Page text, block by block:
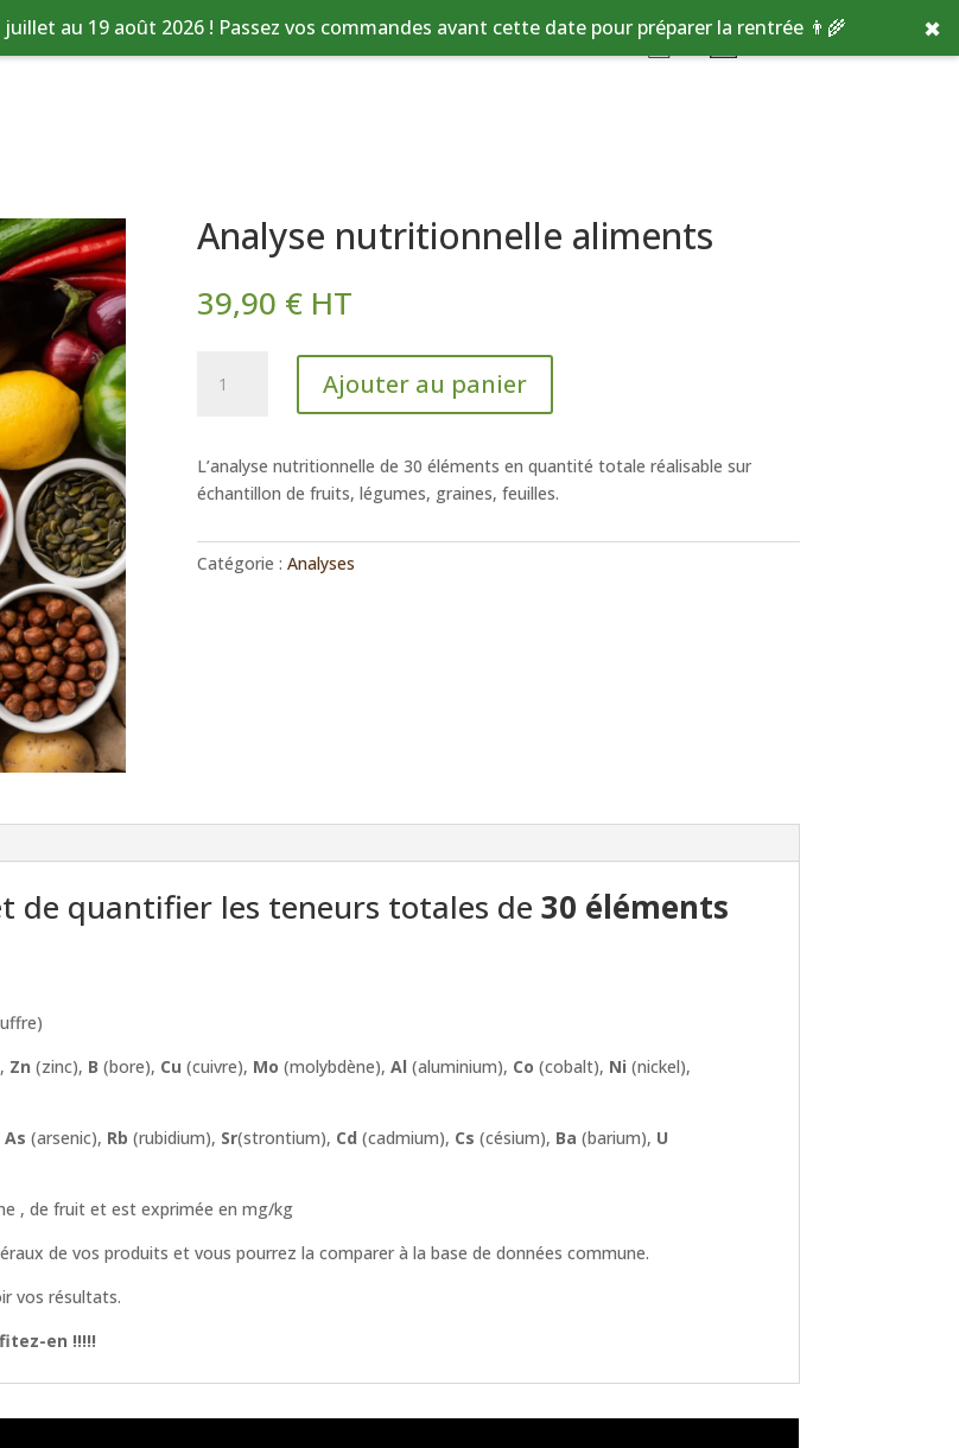
au 19 août 2026 ! Passez vos commandes avant cette date pour préparer la rentrée 👨‍🌾 ✖
Nos services
Analyse nutritionnelle aliments
39,90 € HT
aliments
Ajouter au panier
L’analyse nutritionnelle de 30 éléments en quantité totale réalisable sur
échantillon de fruits, légumes, graines, feuilles.
Catégorie : Analyses
de quantifier les teneurs totales de30 éléments
Zn (zinc), B (bore), Cu (cuivre), Mo (molybdène),Al (aluminium), Co (cobalt), Ni (nickel),
As (arsenic), Rb (rubidium), Sr(strontium), Cd (cadmium), Cs (césium), Ba (barium), U
, de fruit et est exprimée en mg/kg
de vos produits et vous pourrez la comparer à la base de données commune.
vos résultats.
en !!!!!